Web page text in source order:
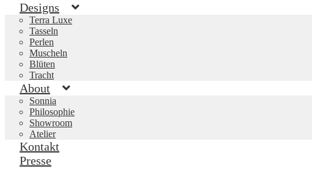
Designs
Terra Luxe
Tasseln
Perlen
Muscheln
Blüten
Tracht
About
Sonnia
Philosophie
Showroom
Atelier
Kontakt
Presse